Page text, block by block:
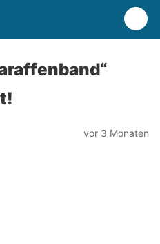
vor 3 Monaten